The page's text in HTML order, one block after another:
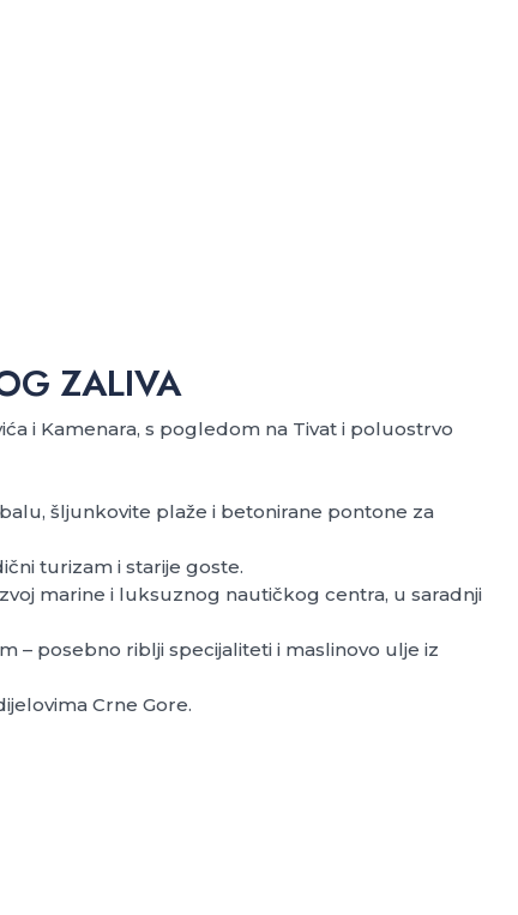
ZALIVA
i Kamenara, s pogledom na Tivat i poluostrvo
šljunkovite plaže i betonirane pontone za
turizam i starije goste.
marine i luksuznog nautičkog centra, u saradnji
– posebno riblji specijaliteti i maslinovo ulje iz
Crne Gore.